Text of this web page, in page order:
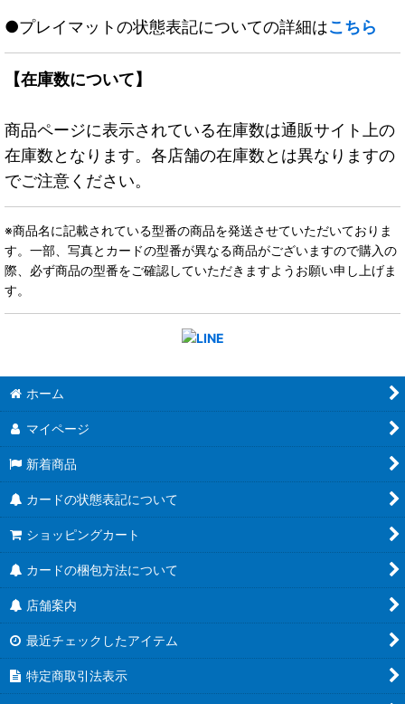
●プレイマットの状態表記についての詳細はこちら
【在庫数について】
商品ページに表示されている在庫数は通販サイト上の
在庫数となります。各店舗の在庫数とは異なりますの
でご注意ください。
※商品名に記載されている型番の商品を発送させていただいておりま
す。一部、写真とカードの型番が異なる商品がございますので購入の
際、必ず商品の型番をご確認していただきますようお願い申し上げま
す。
ホーム
マイページ
新着商品
カードの状態表記について
ショッピングカート
カードの梱包方法について
店舗案内
最近チェックしたアイテム
特定商取引法表示